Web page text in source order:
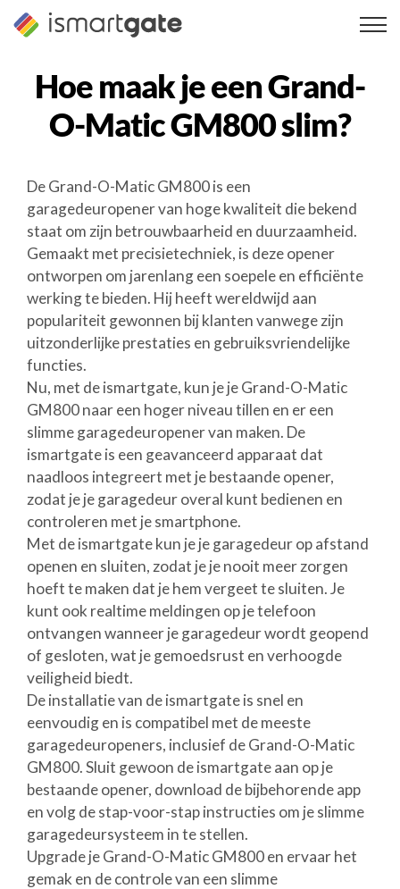
Overslaan
naar
Hoe maak je eenGrand-
O-Matic GM800slim?
De Grand-O-Matic GM800 is een
garagedeuropener van hoge kwaliteit die bekend
staat om zijn betrouwbaarheid en duurzaamheid.
Gemaakt met precisietechniek, is deze opener
ontworpen om jarenlang een soepele en efficiënte
werking te bieden. Hij heeft wereldwijd aan
populariteit gewonnen bij klanten vanwege zijn
uitzonderlijke prestaties en gebruiksvriendelijke
functies.
Nu, met de ismartgate, kun je je Grand-O-Matic
GM800 naar een hoger niveau tillen en er een
slimme garagedeuropener van maken. De
ismartgate is een geavanceerd apparaat dat
naadloos integreert met je bestaande opener,
zodat je je garagedeur overal kunt bedienen en
controleren met je smartphone.
Met de ismartgate kun je je garagedeur op afstand
openen en sluiten, zodat je je nooit meer zorgen
hoeft te maken dat je hem vergeet te sluiten. Je
kunt ook realtime meldingen op je telefoon
ontvangen wanneer je garagedeur wordt geopend
of gesloten, wat je gemoedsrust en verhoogde
veiligheid biedt.
De installatie van de ismartgate is snel en
eenvoudig en is compatibel met de meeste
garagedeuropeners, inclusief de Grand-O-Matic
GM800. Sluit gewoon de ismartgate aan op je
bestaande opener, download de bijbehorende app
en volg de stap-voor-stap instructies om je slimme
garagedeursysteem in te stellen.
Upgrade je Grand-O-Matic GM800 en ervaar het
gemak en de controle van een slimme